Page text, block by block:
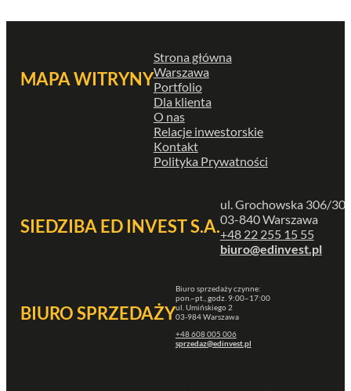
MAPA WITRYNY
Strona główna
Warszawa
Portfolio
Dla klienta
O nas
Relacje inwestorskie
Kontakt
Polityka Prywatności
SIEDZIBA ED INVEST S.A.
ul. Grochowska 306/
03-840 Warszawa
+48 22 255 15 55
biuro@edinvest.pl
BIURO SPRZEDAŻY
Biuro sprzedaży czynne:
pon.–pt., godz. 9:00–17:00
ul. Umińskiego 2
03-984 Warszawa
+48 608 005 006
sprzedaz@edinvest.pl